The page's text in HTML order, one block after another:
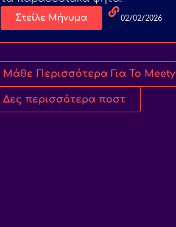
Στείλε Μήνυμα 02/02/2026
Μάθε Περισσότερα Για Το Meety
Δες περισσότερα ποστ